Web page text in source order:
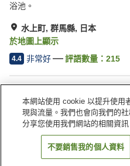
浴池。
水上町, 群馬縣, 日本
於地圖上顯示
4.4 非常好 評語數量： 215
停車場
餐廳
日本 群馬縣 水上町
找
本網站使用 cookie 以提升使用
現與流量。我們也會向我們的
分享您使用我們網站的相關資訊
不要銷售我的個人資料